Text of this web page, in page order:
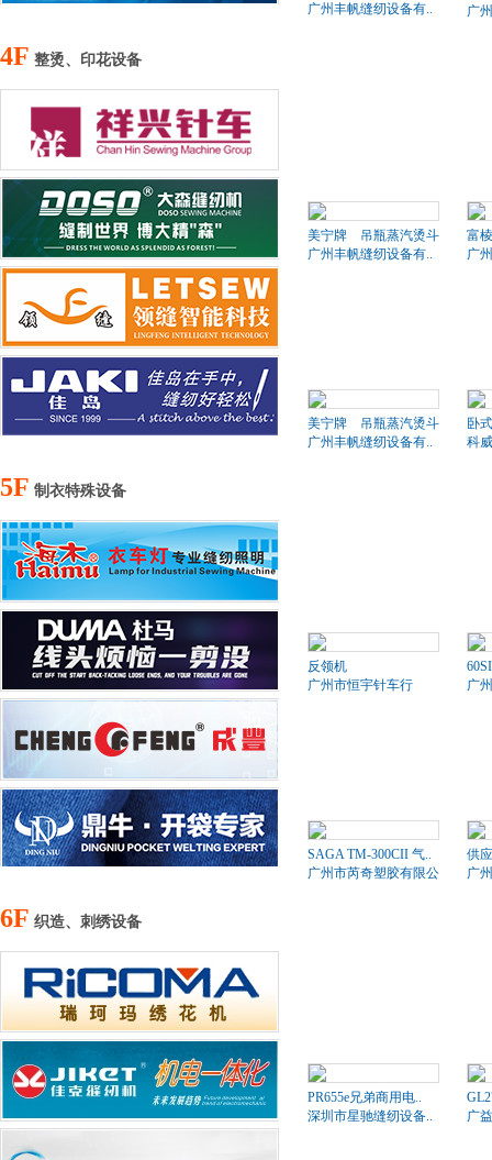
广州丰帆缝纫设备有.. 广
4F 整烫、印花设备
美宁牌 吊瓶蒸汽烫斗
广州丰帆缝纫设备有..
富
广
美宁牌 吊瓶蒸汽烫斗
广州丰帆缝纫设备有..
卧
科
5F 制衣特殊设备
反领机
广州市恒宇针车行
广
SAGA TM-300CII 气..
广州市芮奇塑胶有限公司
供
广
6F 织造、刺绣设备
PR655e兄弟商用电..
深圳市星驰缝纫设备..
广